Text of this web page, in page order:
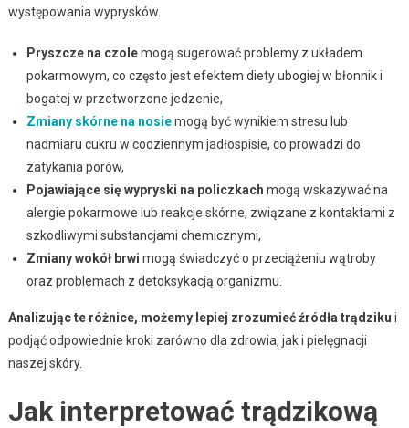
występowania wyprysków.
Pryszcze na czolemogą sugerować problemy z układem
pokarmowym, co często jest efektem diety ubogiej w błonnik i
bogatej w przetworzone jedzenie,
Zmiany skórne na nosiemogą być wynikiem stresu lub
nadmiaru cukru w codziennym jadłospisie, co prowadzi do
zatykania porów,
Pojawiające się wypryski na policzkach mogą wskazywać na
alergie pokarmowe lub reakcje skórne, związane z kontaktami z
szkodliwymi substancjami chemicznymi,
Zmiany wokół brwi mogą świadczyć o przeciążeniu wątroby
oraz problemach z detoksykacją organizmu.
Analizując te różnice, możemy lepiej zrozumieć źródła trądziku i
podjąć odpowiednie kroki zarówno dla zdrowia, jak i pielęgnacji
naszej skóry.
Jak interpretować trądzikową